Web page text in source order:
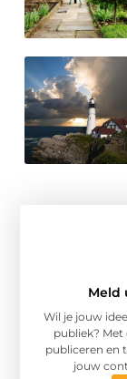
Meld
Wil je jouw
publiek?
publiceren en
jouw